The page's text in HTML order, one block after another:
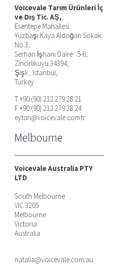
Voicevale Tarım Ürünleri İç
ve Dış Tic. AŞ,
Esentepe Mahallesi
Yüzbaşı Kaya Aldoğan Sokak
No.3,
Serhan İşhanı Daire : 5-6,
Zincirlikuyu 34394,
Şişli , Istanbul,
Turkey
T +90 (90) 212 279 28 21
F +90 (90) 212 279 28 24
eytan@voicevale.com.tr
Melbourne
Voicevale Australia PTY
LTD
South Melbourne
VIC 3205
Melbourne
Victoria
Australia
natalia@voicevale.com.au